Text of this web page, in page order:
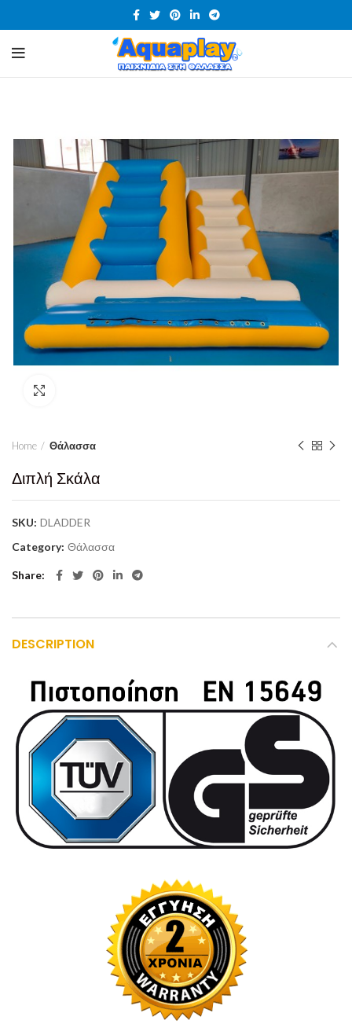
Home Θάλασσα
Διπλή Σκάλα
SKU: DLADDER
Category: Θάλασσα
Share
DESCRIPTION